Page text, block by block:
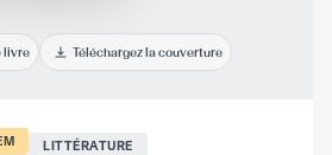
livre Téléchargez la couverture
LITTÉRATURE